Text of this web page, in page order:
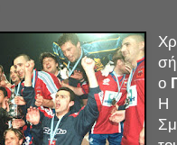
ο
Η